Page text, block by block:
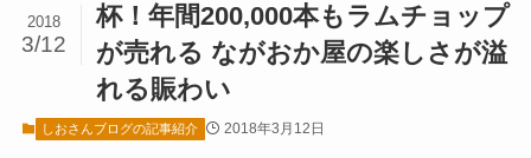
杯！年間200,000本もラムチョップ
が売れる ながおか屋の楽しさが溢
れる賑わい
2018
3/12
しおさんブログの記事紹介 2018年3月12日